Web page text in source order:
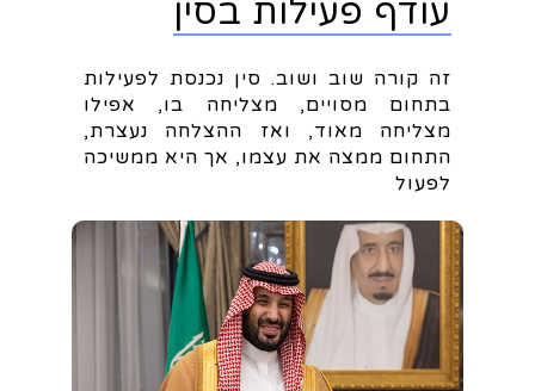
עודף פעילות בסין
זה קורה שוב ושוב. סין נכנסת לפעילות
בתחום מסויים, מצליחה בו, אפילו
מצליחה מאוד, ואז ההצלחה נעצרת,
התחום ממצה את עצמו, אך היא ממשיכה
לפעול